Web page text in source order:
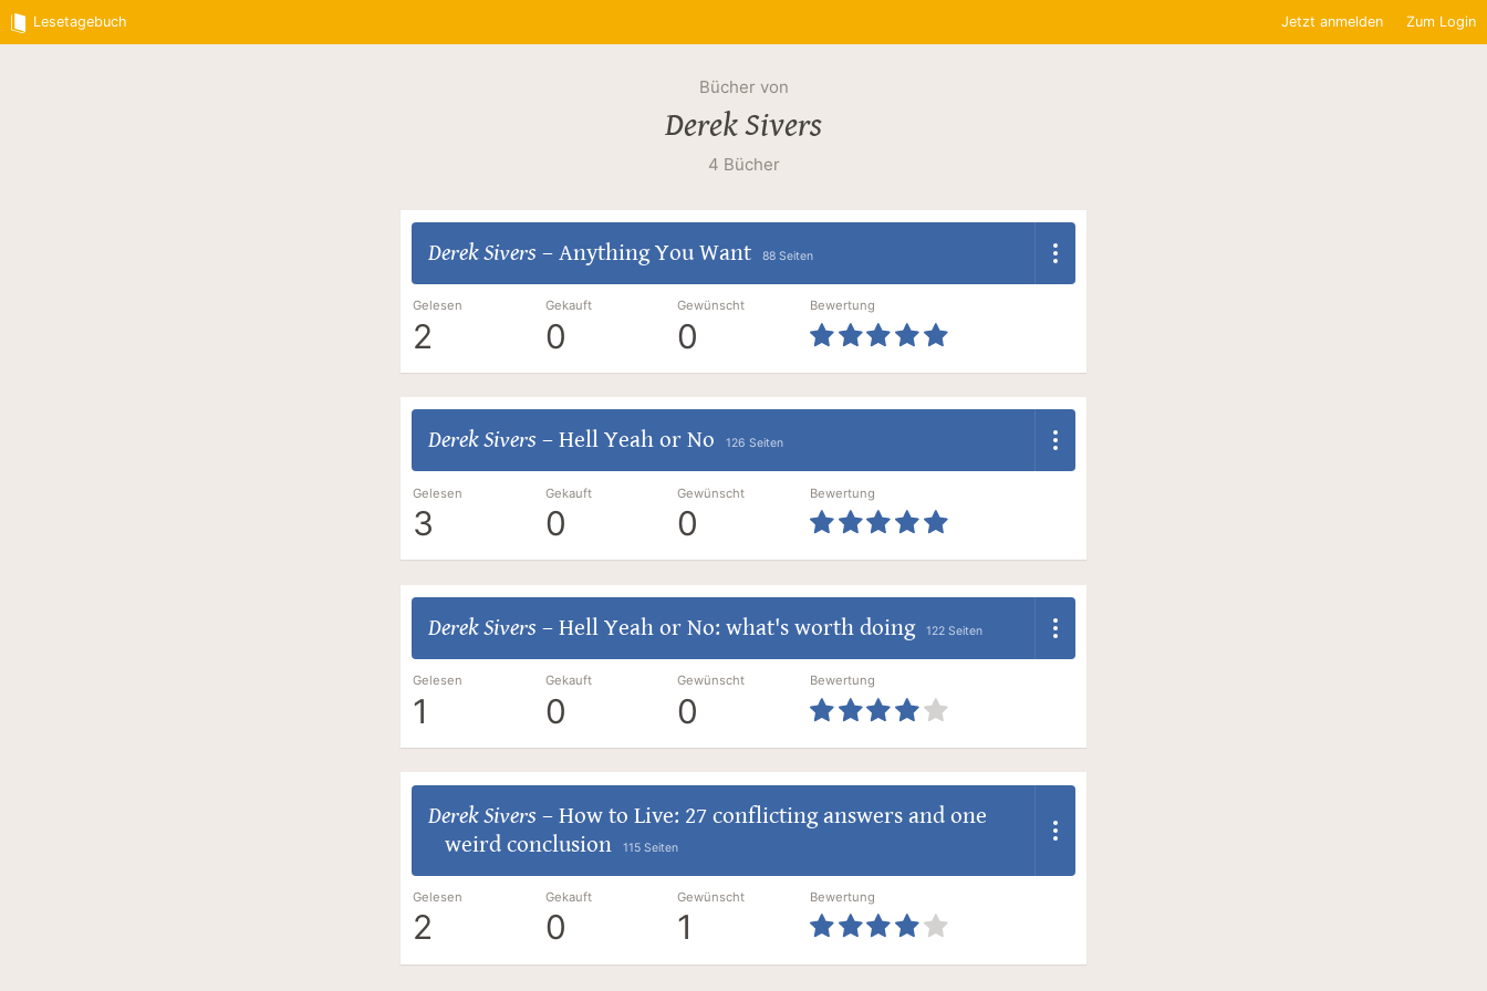
Lesetagebuch Jetzt anmelden Zum Login
Bücher von
Derek Sivers
4 Bücher
Derek Sivers – Anything You Want 88 Seiten
Gelesen
2
Gekauft
0
Gewünscht
0
Bewertung
Derek Sivers – Hell Yeah or No 126 Seiten
Gelesen
3
Gekauft
0
Gewünscht
0
Bewertung
Derek Sivers – Hell Yeah or No: what's worth doing 122 Seiten
Gelesen
1
Gekauft
0
Gewünscht
0
Bewertung
Derek Sivers – How to Live: 27 conflicting answers and one
weird conclusion
115 Seiten
Gelesen
2
Gekauft
0
Gewünscht
1
Bewertung